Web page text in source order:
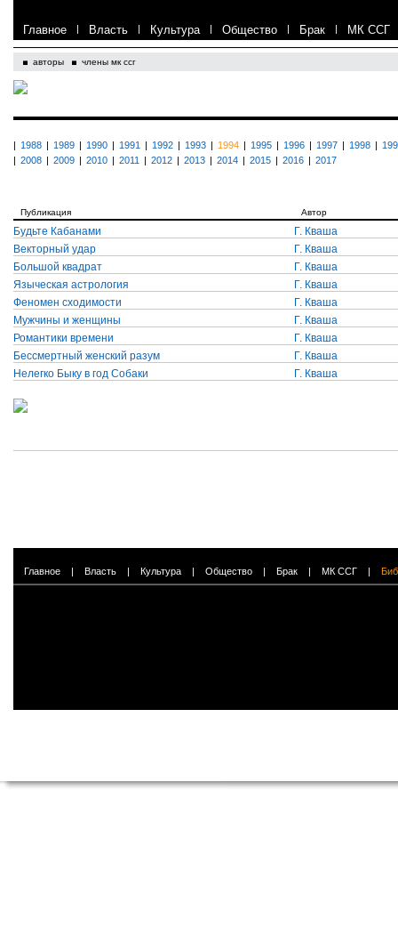
Главное | Власть | Культура | Общество | Брак | МК ССГ
авторы члены мк ссг
| 1988 | 1989 | 1990 | 1991 | 1992 | 1993 | 1994 | 1995 | 1996 | 1997 | 1998 |
| 2008 | 2009 | 2010 | 2011 | 2012 | 2013 | 2014 | 2015 | 2016 | 2017
Публикация Автор
Будьте Кабанами
Г. Кваша
Векторный удар
Г. Кваша
Большой квадрат
Г. Кваша
Языческая астрология
Г. Кваша
Феномен сходимости
Г. Кваша
Мужчины и женщины
Г. Кваша
Романтики времени
Г. Кваша
Бессмертный женский разум
Г. Кваша
Нелегко Быку в год Собаки
Г. Кваша
Главное | Власть | Культура | Общество | Брак | МК ССГ |